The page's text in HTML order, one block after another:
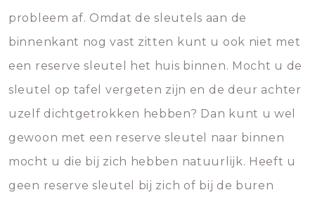
probleem af. Omdat de sleutels aan de
binnenkant nog vast zitten kunt u ook niet met
een reserve sleutel het huis binnen. Mocht u de
sleutel op tafel vergeten zijn en de deur achter
uzelf dichtgetrokken hebben? Dan kunt u wel
gewoon met een reserve sleutel naar binnen
mocht u die bij zich hebben natuurlijk. Heeft u
geen reserve sleutel bij zich of bij de buren